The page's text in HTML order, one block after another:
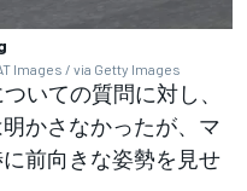
Images / via Getty Images
いての質問に対し、
かさなかったが、マ
前向きな姿勢を見せ